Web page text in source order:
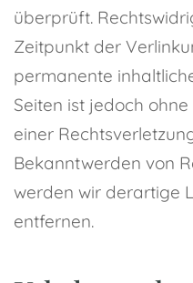
überprüft.
Zeitpunkt der
permanente
Seiten ist jedoch
einer
Bekanntwerden von
werden wir derartige
entfernen.